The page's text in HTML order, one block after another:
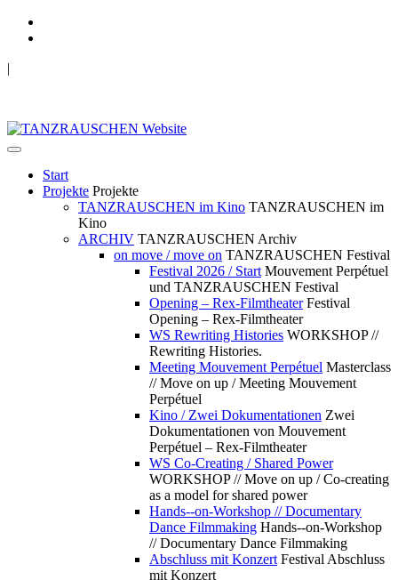
|
Start
Projekte Projekte
TANZRAUSCHEN im Kino TANZRAUSCHEN im
Kino
ARCHIV TANZRAUSCHEN Archiv
on move / move on TANZRAUSCHEN Festival
Festival 2026 / Start Mouvement Perpétuel
und TANZRAUSCHEN Festival
Opening – Rex-Filmtheater Festival
Opening – Rex-Filmtheater
WS Rewriting Histories WORKSHOP //
Rewriting Histories.
Meeting Mouvement Perpétuel Masterclass
// Move on up / Meeting Mouvement
Perpétuel
Kino / Zwei Dokumentationen Zwei
Dokumentationen von Mouvement
Perpétuel – Rex-Filmtheater
WS Co-Creating / Shared Power
WORKSHOP // Move on up / Co-creating
as a model for shared power
Hands--on-Workshop // Documentary
Dance Filmmaking Hands--on-Workshop
// Documentary Dance Filmmaking
Abschluss mit Konzert Festival Abschluss
mit Konzert